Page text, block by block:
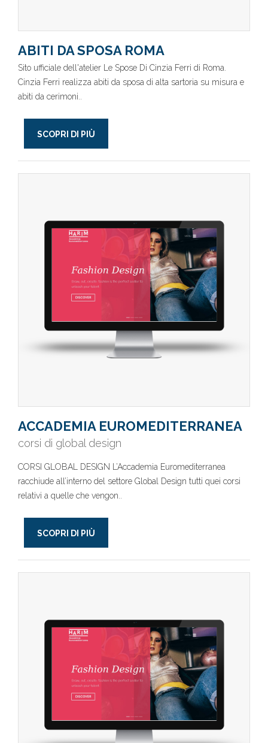
ABITI DA SPOSA ROMA
Sito ufficiale dell'atelier Le Spose Di Cinzia Ferri di Roma.
Cinzia Ferri realizza abiti da sposa di alta sartoria su misura e
abiti da cerimoni..
SCOPRI DI PIÙ
ACCADEMIA EUROMEDITERRANEA
corsi di global design
CORSI GLOBAL DESIGN L’Accademia Euromediterranea
racchiude all’interno del settore Global Design tutti quei corsi
relativi a quelle che vengon..
SCOPRI DI PIÙ